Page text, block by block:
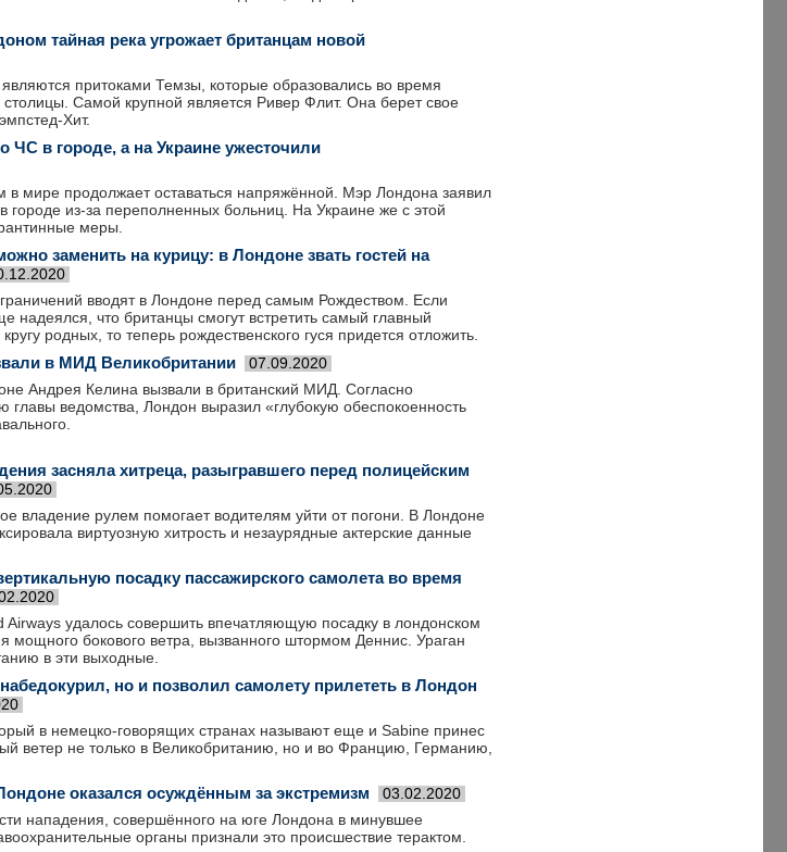
тайная река угрожает британцам новой
притоками Темзы, которые образовались во время
столицы. Самой крупной является Ривер Флит. Она берет свое
Хит.
в городе, а на Украине ужесточили
в мире продолжает оставаться напряжённой. Мэр Лондона заявил
городе из-за переполненных больниц. На Украине же с этой
меры.
заменить на курицу: в Лондоне звать гостей на
вводят в Лондоне перед самым Рождеством. Если
надеялся, что британцы смогут встретить самый главный
родных, то теперь рождественского гуся придется отложить.
в МИД Великобритании 07.09.2020
Андрея Келина вызвали в британский МИД. Согласно
ведомства, Лондон выразил «глубокую обеспокоенность
засняла хитреца, разыгравшего перед полицейским
владение рулем помогает водителям уйти от погони. В Лондоне
виртуозную хитрость и незаурядные актерские данные
посадку пассажирского самолета во время
удалось совершить впечатляющую посадку в лондонском
мощного бокового ветра, вызванного штормом Деннис. Ураган
в эти выходные.
но и позволил самолету прилететь в Лондон
в немецко-говорящих странах называют еще и Sabine принес
ветер не только в Великобританию, но и во Францию, Германию,
оказался осуждённым за экстремизм 03.02.2020
нападения, совершённого на юге Лондона в минувшее
органы признали это происшествие терактом.